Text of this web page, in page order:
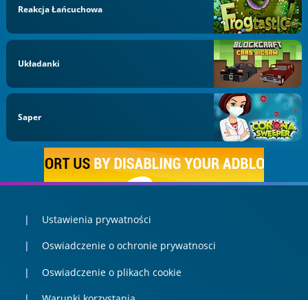
Reakcja Łańcuchowa
Układanki
Saper
Ustawienia prywatności
Oswiadczenie o ochronie prywatnosci
Oswiadczenie o plikach cookie